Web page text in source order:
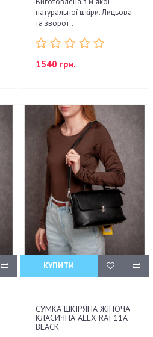
натуральної шкіри. Лицьова
та зворот..
1540 грн.
КУПИТИ
СУМКА ШКІРЯНА ЖІНОЧА
КЛАСИЧНА ALEX RAI 11A
BLACK